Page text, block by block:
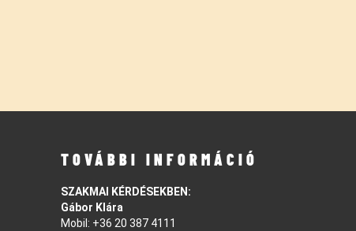
TOVÁBBI INFORMÁCIÓ
SZAKMAI KÉRDÉSEKBEN:
Gábor Klára
Mobil: +36 20 387 4111